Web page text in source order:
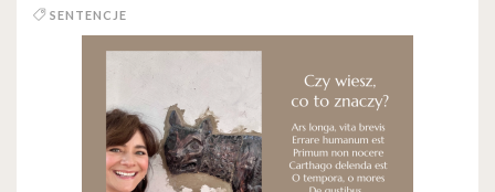
SENTENCJE